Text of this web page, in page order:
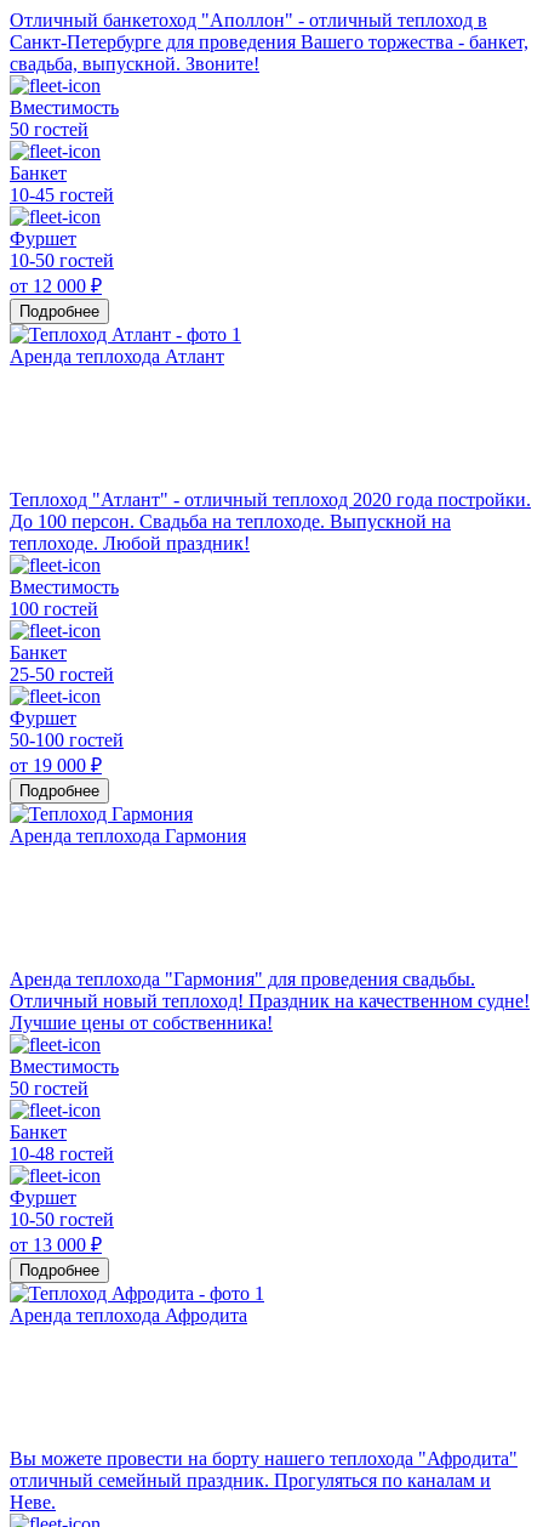
Отличный банкетоход "Аполлон" - отличный теплоход в
Санкт-Петербурге для проведения Вашего торжества - банкет,
свадьба, выпускной. Звоните!
Вместимость
50 гостей
Банкет
10-45 гостей
Фуршет
10-50 гостей
от 12 000 ₽
Подробнее
Аренда теплохода Атлант
Теплоход "Атлант" - отличный теплоход 2020 года постройки.
До 100 персон. Свадьба на теплоходе. Выпускной на
теплоходе. Любой праздник!
Вместимость
100 гостей
Банкет
25-50 гостей
Фуршет
50-100 гостей
от 19 000 ₽
Подробнее
Аренда теплохода Гармония
Аренда теплохода "Гармония" для проведения свадьбы.
Отличный новый теплоход! Праздник на качественном судне!
Лучшие цены от собственника!
Вместимость
50 гостей
Банкет
10-48 гостей
Фуршет
10-50 гостей
от 13 000 ₽
Подробнее
Аренда теплохода Афродита
Вы можете провести на борту нашего теплохода "Афродита"
отличный семейный праздник. Прогуляться по каналам и
Неве.